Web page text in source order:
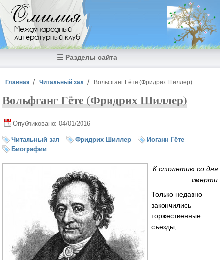
Перейти к основному содержанию
Омилия
Международный
литературный клуб
☰ Разделы сайта
Вы здесь
Главная Читальный зал Вольфганг Гёте (Фридрих Шиллер)
Вольфганг Гёте (Фридрих Шиллер)
Опубликовано: 04/01/2016
Читальный зал Фридрих Шиллер
Иоганн Гёте
Биографии
К столетию со дня
смерти
Только недавно
закончились
торжественные
съезды,